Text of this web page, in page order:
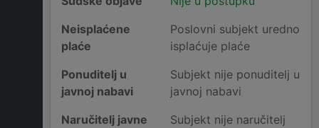
Neisplaćene
plaće
Poslovni subjekt uredno
isplaćuje plaće
Ponuditelj u
javnoj nabavi
Subjekt nije ponuditelj u
javnoj nabavi
Naručitelj javne
Subjekt nije naručitelj